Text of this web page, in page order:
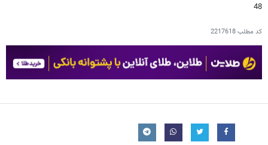
48
کد مطلب2217618